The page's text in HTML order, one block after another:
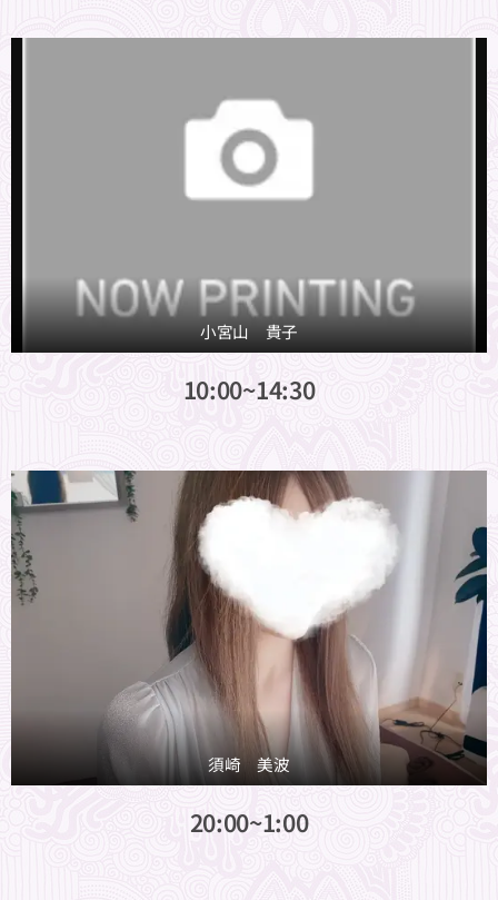
小宮山 貴子
10:00~14:30
須崎 美波
20:00~1:00